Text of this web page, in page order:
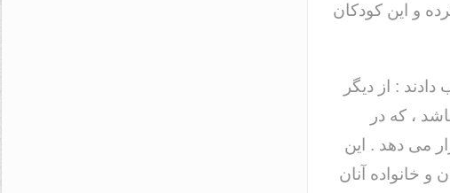
و این کودکان
: از دیگر
، که در
می دهد . این
و خانواده آنان